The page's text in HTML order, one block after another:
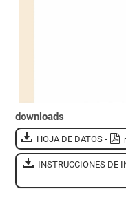
downloads
HOJA DE DATOS -
INSTRUCCIONES DE